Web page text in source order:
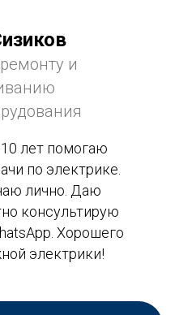
и
лет помогаю
по электрике.
лично. Даю
консультирую
Хорошего
электрики!